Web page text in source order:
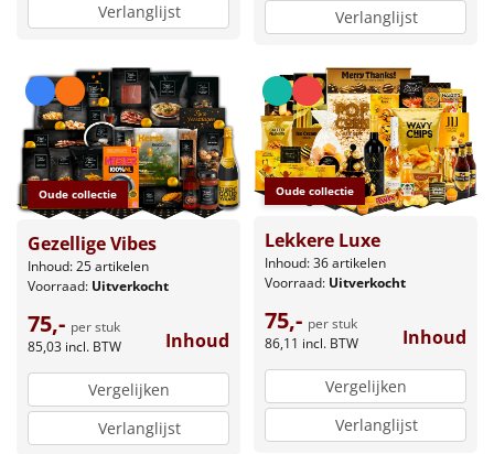
Verlanglijst
Verlanglijst
Oude collectie
Gezellige Vibes
Inhoud: 25 artikelen
Voorraad: Uitverkocht
75,- per stuk
85,03 incl. BTW Inhoud
Vergelijken
Verlanglijst
Oude collectie
Lekkere Luxe
Inhoud: 36 artikelen
Voorraad: Uitverkocht
75,- per stuk
86,11 incl. BTW Inhoud
Vergelijken
Verlanglijst